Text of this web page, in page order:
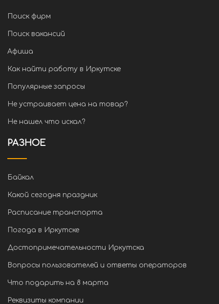
Поиск фирм
Поиск вакансий
Афиша
Как найти работу в Иркутске
Популярные запросы
Не устраивает цена на товар?
Не нашел что искал?
РАЗНОЕ
Байкал
Какой сегодня праздник
Расписание транспорта
Погода в Иркутске
Достопримечательности Иркутска
Вопросы пользователей и ответы операторов
Что подарить на 8 марта
Реквизиты компании